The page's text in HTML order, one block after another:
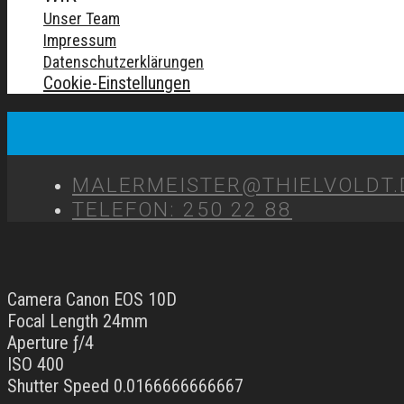
Unser Team
Impressum
Datenschutzerklärungen
Cookie-Einstellungen
TELEFON: 250 22 88
Camera Canon EOS 10D
Focal Length 24mm
Aperture ƒ/4
ISO 400
Shutter Speed 0.0166666666667